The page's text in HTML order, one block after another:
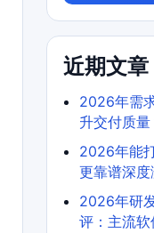
近期文章
2026年需
升交付质量
2026年能
更靠谱深
2026年研
评：主流